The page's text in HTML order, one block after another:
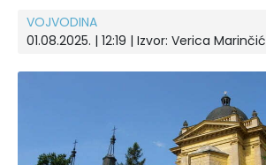
VOJVODINA
01.08.2025. | 12:19 | Izvor: Verica Marinčić